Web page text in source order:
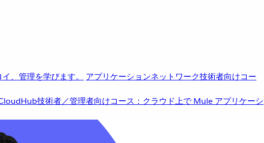
、管理を学びます。 アプリケーションネットワーク技術者向けコー
技術者／管理者向けコース：クラウド上で Mule アプリケーシ